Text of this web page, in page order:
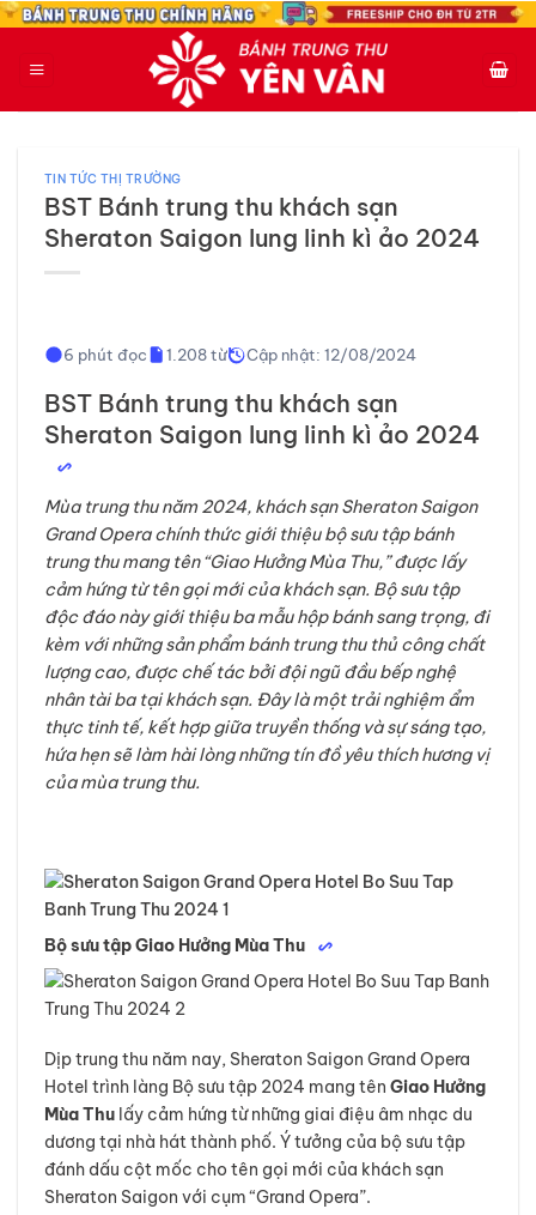
Bỏ
TIN TỨC THỊ TRƯỜNG
BST Bánh trung thu khách sạn
Sheraton Saigon lung linh kì ảo 2024
6 phút đọc 1.208 từ Cập nhật: 12/08/2024
BST Bánh trung thu khách sạn
Sheraton Saigon lung linh kì ảo 2024
Mùa trung thu năm 2024, khách sạn Sheraton Saigon
Grand Opera chính thức giới thiệu bộ sưu tập bánh
trung thu mang tên “Giao Hưởng Mùa Thu,” được lấy
cảm hứng từ tên gọi mới của khách sạn. Bộ sưu tập
độc đáo này giới thiệu ba mẫu hộp bánh sang trọng, đi
kèm với những sản phẩm bánh trung thu thủ công chất
lượng cao, được chế tác bởi đội ngũ đầu bếp nghệ
nhân tài ba tại khách sạn. Đây là một trải nghiệm ẩm
thực tinh tế, kết hợp giữa truyền thống và sự sáng tạo,
hứa hẹn sẽ làm hài lòng những tín đồ yêu thích hương vị
của mùa trung thu.
Bộ sưu tập Giao Hưởng Mùa Thu
Dịp trung thu năm nay, Sheraton Saigon Grand Opera
Hotel trình làng Bộ sưu tập 2024 mang tên Giao Hưởng
Mùa Thulấy cảm hứng từ những giai điệu âm nhạc du
dương tại nhà hát thành phố. Ý tưởng của bộ sưu tập
đánh dấu cột mốc cho tên gọi mới của khách sạn
Sheraton Saigon với cụm “Grand Opera”.